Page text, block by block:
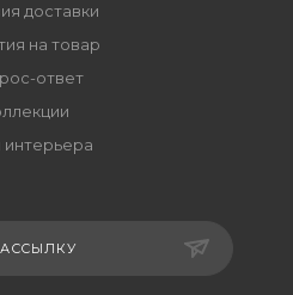
доставки
на товар
ответ